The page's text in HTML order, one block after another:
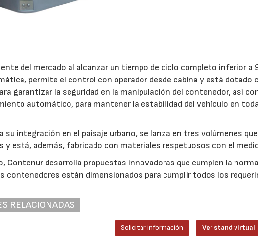
del mercado al alcanzar un tiempo de ciclo completo inferior a
permite el control con operador desde cabina y está dotado
garantizar la seguridad en la manipulación del contenedor, así
automático, para mantener la estabilidad del vehículo en
su integración en el paisaje urbano, se lanza en tres volúmenes
y está, además, fabricado con materiales respetuosos con el
Contenur desarrolla propuestas innovadoras que cumplen la
contenedores están dimensionados para cumplir todos los
RELACIONADAS
Solicitar información Ver stand virtual